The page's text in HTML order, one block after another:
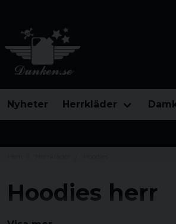
Nyheter Herrkläder
Hoodies herr